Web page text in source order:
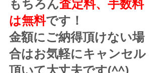
は無料です！
金額にご納得頂けない場
合はお気軽にキャンセル